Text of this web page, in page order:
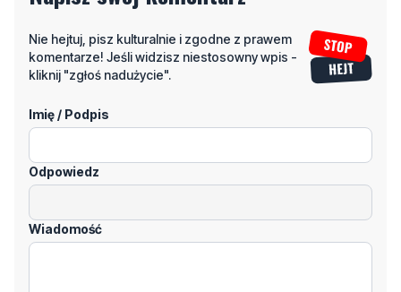
kliknij "zgłoś nadużycie".
Imię / Podpis
Odpowiedz
Wiadomość